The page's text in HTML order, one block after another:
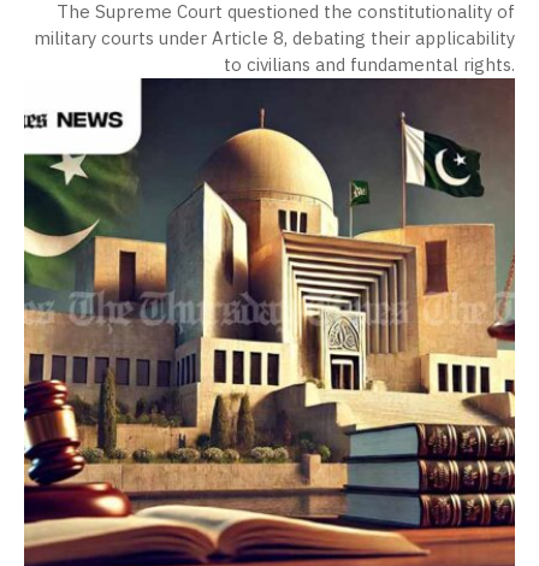
The Supreme Court questioned the constitutionality of
military courts under Article 8, debating their applicability
to civilians and fundamental rights.